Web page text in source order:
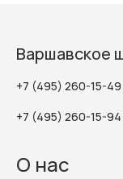
Варшавское
+7 (495) 260-15-49
+7 (495) 260-15-94
О нас